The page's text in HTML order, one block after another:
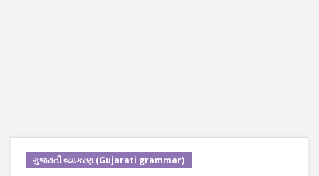
ગુજરાતી વ્યાકરણ (Gujarati grammar)